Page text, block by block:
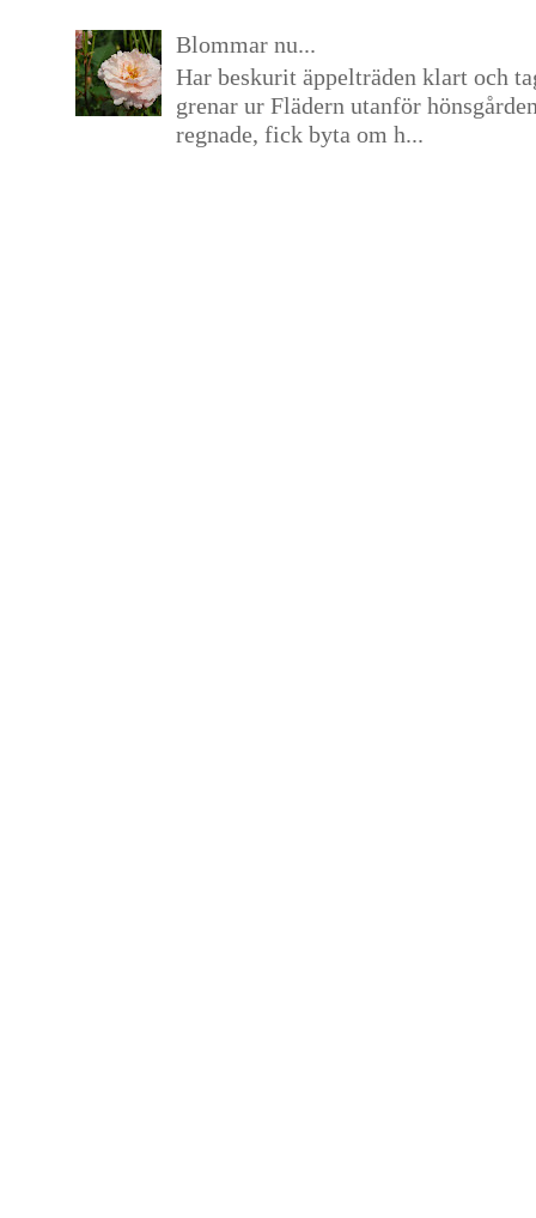
Blommar nu...
Har beskurit äppelträden klart och
grenar ur Flädern utanför
regnade, fick byta om h...